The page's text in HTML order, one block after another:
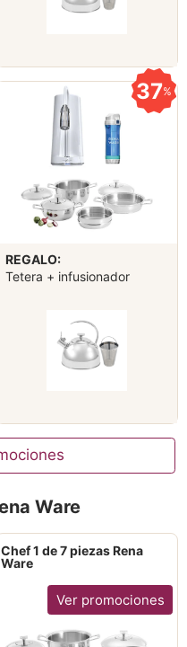
37%
REGALO:
Tetera + infusionador
Ware
Chef 1 de 7 piezas Rena
Ware
Ver promociones